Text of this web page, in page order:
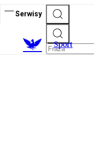
Serwisy
Sport